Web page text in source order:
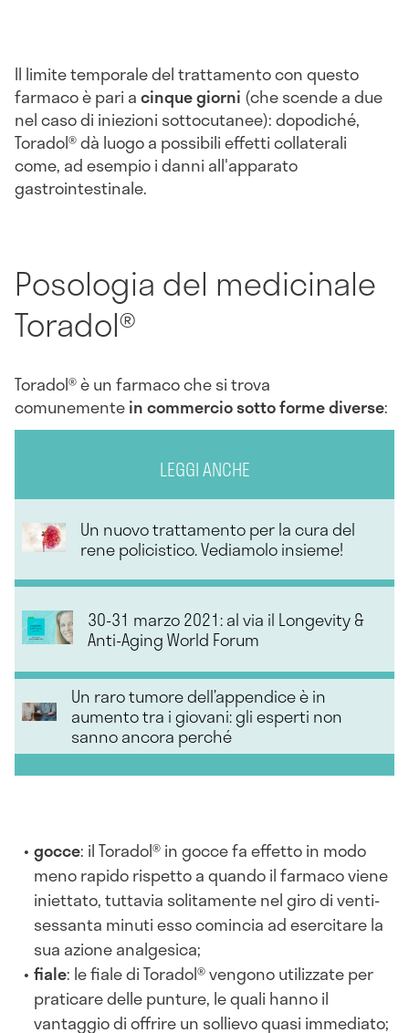
Il limite temporale del trattamento con questo
farmaco è pari acinque giorni (che scende a due
nel caso di iniezioni sottocutanee): dopodiché,
Toradol® dà luogo a possibili effetti collaterali
come, ad esempio i danni all'apparato
gastrointestinale.
Posologia del medicinale
Toradol®
Toradol® è un farmaco che si trova
comunementein commercio sotto forme diverse:
LEGGI ANCHE
Un nuovo trattamento per la cura del
rene policistico. Vediamolo insieme!
30-31 marzo 2021: al via il Longevity &
Anti-Aging World Forum
Un raro tumore dell’appendice è in
aumento tra i giovani: gli esperti non
sanno ancora perché
gocce: il Toradol® in gocce fa effetto in modo
meno rapido rispetto a quando il farmaco viene
iniettato, tuttavia solitamente nel giro di venti-
sessanta minuti esso comincia ad esercitare la
sua azione analgesica;
fiale: le fiale di Toradol® vengono utilizzate per
praticare delle punture, le quali hanno il
vantaggio di offrire un sollievo quasi immediato;